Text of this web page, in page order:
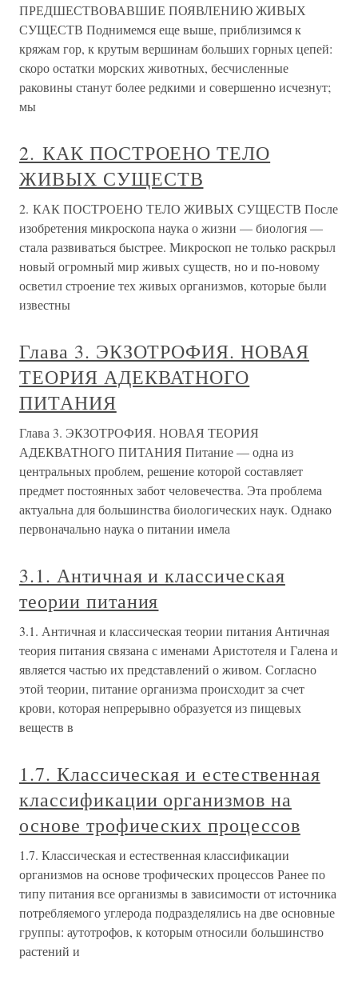
ПРЕДШЕСТВОВАВШИЕ ПОЯВЛЕНИЮ ЖИВЫХ
СУЩЕСТВ Поднимемся еще выше, приблизимся к
кряжам гор, к крутым вершинам больших горных цепей:
скоро остатки морских животных, бесчисленные
раковины станут более редкими и совершенно исчезнут;
мы
2. КАК ПОСТРОЕНО ТЕЛО
ЖИВЫХ СУЩЕСТВ
2. КАК ПОСТРОЕНО ТЕЛО ЖИВЫХ СУЩЕСТВ После
изобретения микроскопа наука о жизни — биология —
стала развиваться быстрее. Микроскоп не только раскрыл
новый огромный мир живых существ, но и по-новому
осветил строение тех живых организмов, которые были
известны
Глава 3. ЭКЗОТРОФИЯ. НОВАЯ
ТЕОРИЯ АДЕКВАТНОГО
ПИТАНИЯ
Глава 3. ЭКЗОТРОФИЯ. НОВАЯ ТЕОРИЯ
АДЕКВАТНОГО ПИТАНИЯ Питание — одна из
центральных проблем, решение которой составляет
предмет постоянных забот человечества. Эта проблема
актуальна для большинства биологических наук. Однако
первоначально наука о питании имела
3.1. Античная и классическая
теории питания
3.1. Античная и классическая теории питания Античная
теория питания связана с именами Аристотеля и Галена и
является частью их представлений о живом. Согласно
этой теории, питание организма происходит за счет
крови, которая непрерывно образуется из пищевых
веществ в
1.7. Классическая и естественная
классификации организмов на
основе трофических процессов
1.7. Классическая и естественная классификации
организмов на основе трофических процессов Ранее по
типу питания все организмы в зависимости от источника
потребляемого углерода подразделялись на две основные
группы: аутотрофов, к которым относили большинство
растений и